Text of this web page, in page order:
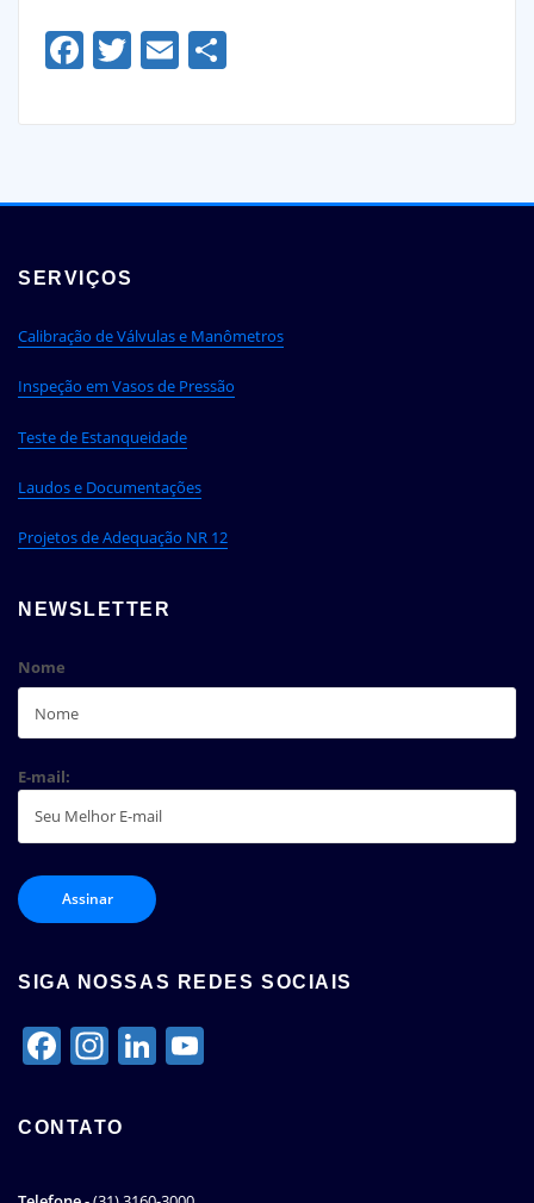
Facebook
Twitter
EmailShare
SERVIÇOS
Calibração de Válvulas e Manômetros
Inspeção em Vasos de Pressão
Teste de Estanqueidade
Laudos e Documentações
Projetos de Adequação NR 12
NEWSLETTER
Nome
E-mail:
SIGA NOSSAS REDES SOCIAIS
Facebook
Instagram
LinkedIn
CONTATO